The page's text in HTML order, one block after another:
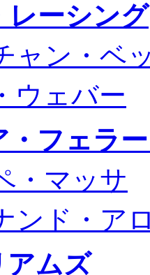
レーシング
ャン・ベ
ウェバー
・フェラ
・マッサ
ンド・ア
アムズ